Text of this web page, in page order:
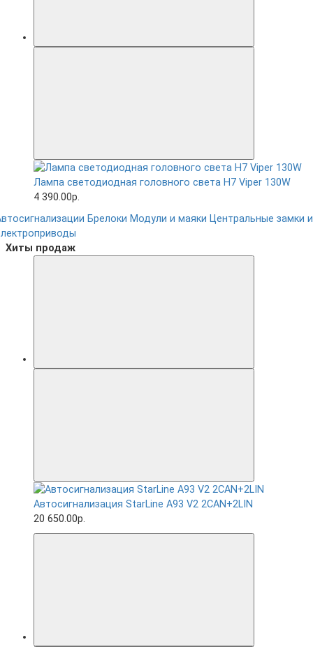
Лампа светодиодная головного света H7 Viper 130W
4 390.00р.
Брелоки Модули и маяки Центральные замки и
Хиты продаж
Автосигнализация StarLine A93 V2 2CAN+2LIN
20 650.00р.